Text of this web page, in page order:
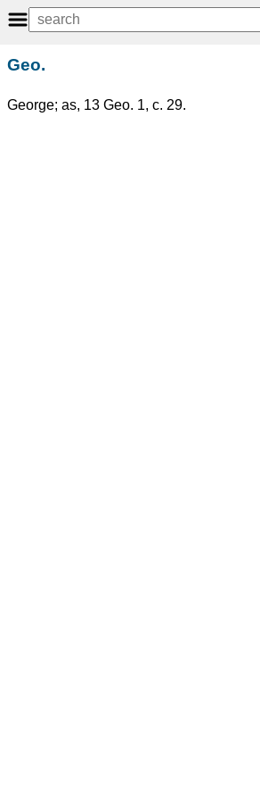
Geo.
George; as, 13 Geo. 1, c. 29.